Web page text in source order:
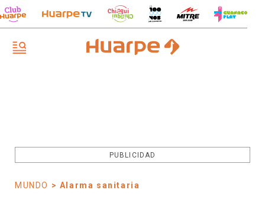
PUBLICIDAD
MUNDO > Alarma sanitaria